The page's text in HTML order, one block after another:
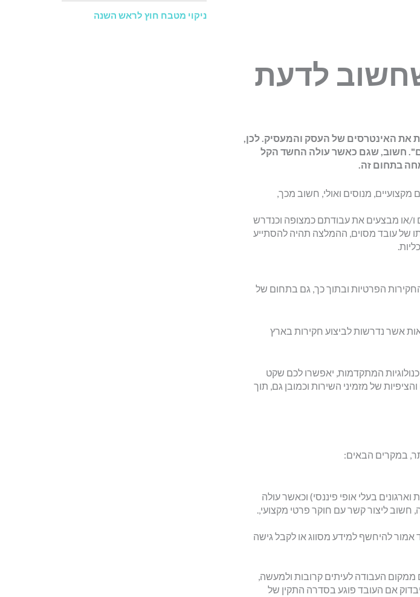
לדעת
את האינטרסים של העסק והמעסיק. לכן,
חשוב, שגם כאשר עולה החשד הקל
בתחום זה.
מנוסים ואולי, חשוב מכך,
ו/או מבצעים את עבודתם כמצופה וכנדרש
של עובד מסוים, ההמלצה תהיה להסתייע
הפרטיות ובתוך כך, גם בתחום של
אשר נדרשות לביצוע חקירות בארץ
המתקדמות, יאפשרו לכם שקט
של מזמיני השירות וכמובן גם, תוך
במקרים הבאים:
בעלי אופי פיננסי) וכאשר עולה
חשוב ליצור קשר עם חוקר פרטי מקצועי,.
אמור להיחשף למידע מסווג או לקבל גישה
העבודה לעיתים קרובות ולמעשה,
אם העובד פוגע בסדרה התקין של
ניקוי מטבח חוץ לראש השנה